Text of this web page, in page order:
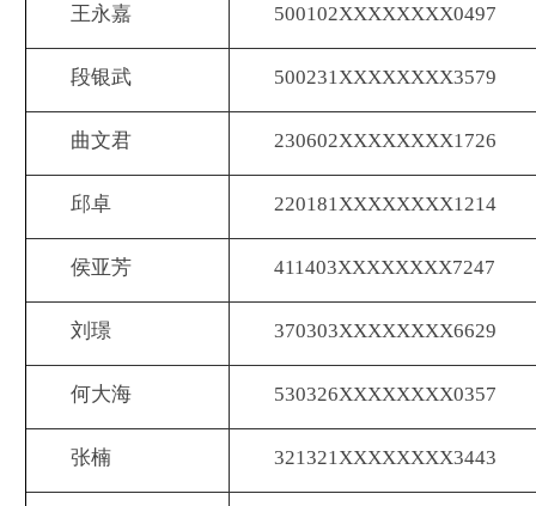
王永嘉 500102XXXXXXXX0497
段银武 500231XXXXXXXX3579
曲文君 230602XXXXXXXX1726
邱卓 220181XXXXXXXX1214
侯亚芳 411403XXXXXXXX7247
刘璟 370303XXXXXXXX6629
何大海 530326XXXXXXXX0357
张楠 321321XXXXXXXX3443